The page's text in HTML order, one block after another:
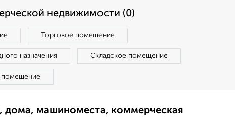
недвижимости (0)
Торговое помещение
назначения Складское помещение
помещение
дома, машиноместа, коммерческая